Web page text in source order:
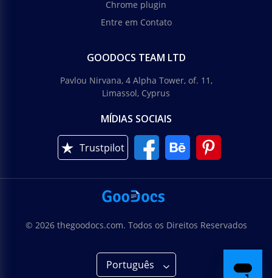
Chrome plugin
Entre em Contato
GOODOCS TEAM LTD
Pavlou Nirvana, 4 Alpha Tower, of. 11,
Limassol, Cyprus
MÍDIAS SOCIAIS
Trustpilot
© 2026 thegoodocs.com. Todos os Direitos Reservados
Português